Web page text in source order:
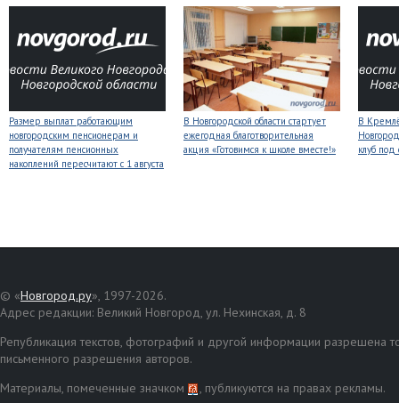
Размер выплат работающим
новгородским пенсионерам и
получателям пенсионных
накоплений пересчитают с 1 августа
В Новгородской области стартует
ежегодная благотворительная
акция «Готовимся к школе вместе!»
В
клуб
© «Новгород.ру», 1997-2026.
Адрес редакции: Великий Новгород, ул. Нехинская, д. 8
Републикация текстов, фотографий и другой информации разрешена
письменного разрешения авторов.
Материалы, помеченные значком
, публикуются на правах рекламы.